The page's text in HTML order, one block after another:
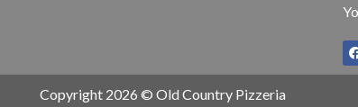
Copyright 2026 © Old Country Pizzeria